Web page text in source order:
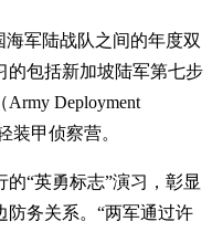
军陆战队之间的年度双
的包括新加坡陆军第七步
Deployment
装甲侦察营。
的“英勇标志”演习，彰显
防务关系。“两军通过许